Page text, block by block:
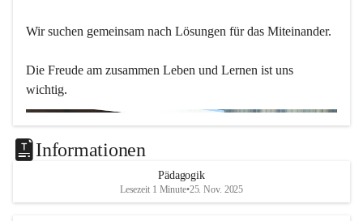
Wir suchen gemeinsam nach Lösungen für das Miteinander.
Die Freude am zusammen Leben und Lernen ist uns
wichtig.
Informationen
Pädagogik
Lesezeit 1 Minute•25. Nov. 2025